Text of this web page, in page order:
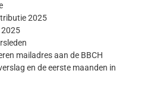
2025
mailadres aan de BBCH
en de eerste maanden in